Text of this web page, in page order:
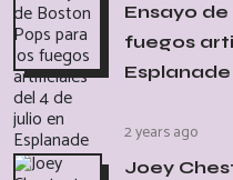
Ensayo
fuegos
Esplanade
2 years ago
Joey